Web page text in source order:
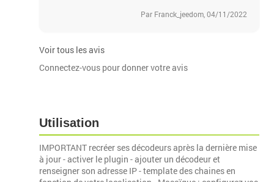
Par Franck_jeedom, 04/11/2022
Voir tous les avis
Connectez-vous pour donner votre avis
Utilisation
IMPORTANT recréer ses décodeurs après la dernière mise
à jour - activer le plugin - ajouter un décodeur et
renseigner son adresse IP - template des chaines en